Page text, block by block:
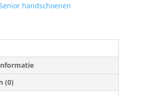
handschoenen
(0)